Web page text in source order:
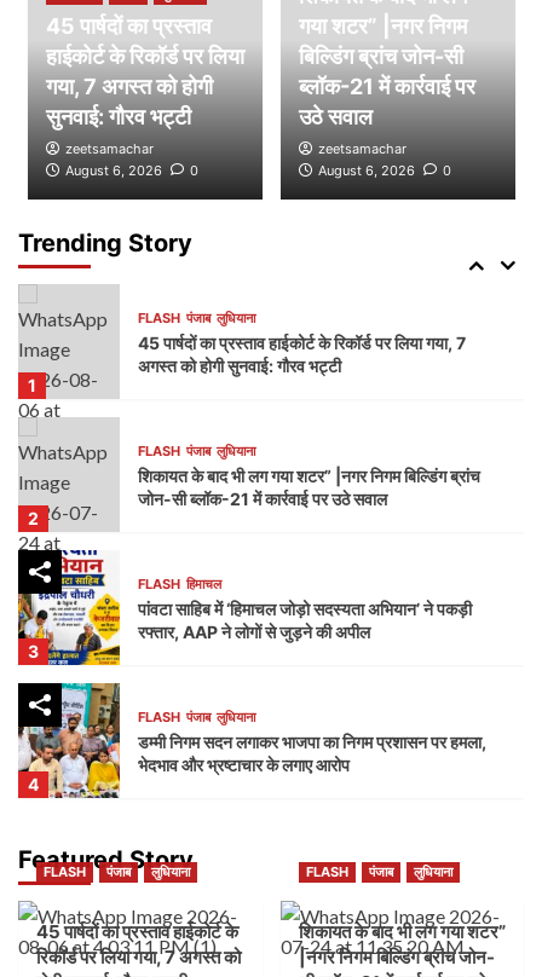
45 पार्षदों का प्रस्ताव
हाईकोर्ट के रिकॉर्ड पर लिया
गया, 7 अगस्त को होगी
सुनवाई: गौरव भट्टी
zeetsamachar
August 6, 2026
0
गया शटर” |नगर निगम
बिल्डिंग ब्रांच जोन-सी
ब्लॉक-21 में कार्रवाई पर
उठे सवाल
zeetsamachar
August 6, 2026
0
Trending Story
FLASH पंजाब लुधियाना
डम्मी निगम सदन लगाकर भाजपा का निगम प्रशासन पर हमला,
भेदभाव और भ्रष्टाचार के लगाए आरोप
5
प्लॉटिंग पर गहराए सवाल
1
FLASH पंजाब लुधियाना
45 पार्षदों का प्रस्ताव हाईकोर्ट के रिकॉर्ड पर लिया गया, 7
अगस्त को होगी सुनवाई: गौरव भट्टी
2
FLASH पंजाब लुधियाना
शिकायत के बाद भी लग गया शटर” |नगर निगम बिल्डिंग ब्रांच
जोन-सी ब्लॉक-21 में कार्रवाई पर उठे सवाल
3
FLASH हिमाचल
पांवटा साहिब में ‘हिमाचल जोड़ो सदस्यता अभियान’ ने पकड़ी
रफ्तार, AAP ने लोगों से जुड़ने की अपील
4
FLASH पंजाब लुधियाना
डम्मी निगम सदन लगाकर भाजपा का निगम प्रशासन पर हमला,
भेदभाव और भ्रष्टाचार के लगाए आरोप
5
FLASH
नक्शा भी आया सामने” | ब्लॉक-37 में 2000 गज की कथित
Featured Story
FLASH पंजाब लुधियाना
45 पार्षदों का प्रस्ताव हाईकोर्ट के
रिकॉर्ड पर लिया गया, 7 अगस्त को
FLASH पंजाब लुधियाना
शिकायत के बाद भी लग गया शटर”
|नगर निगम बिल्डिंग ब्रांच जोन-